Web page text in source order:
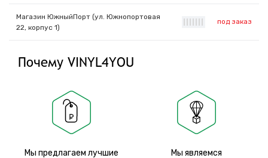
Магазин ЮжныйПорт (ул. Южнопортовая
22, корпус 1)
под заказ
Почему VINYL4YOU
Мы предлагаем лучшие
Мы являемся